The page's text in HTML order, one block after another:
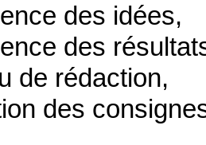
des idées,
des
de rédaction,
des